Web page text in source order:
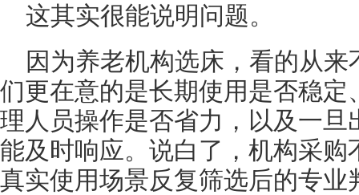
这其实很能说明问题。
因为养老机构选床，看的从
们更在意的是长期使用是否稳
理人员操作是否省力，以及一
能及时响应。说白了，机构采
真实使用场景反复筛选后的专业